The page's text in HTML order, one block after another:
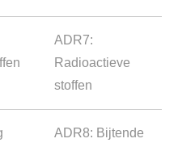
ADR7:
Radioactieve
stoffen
ADR8: Bijtende